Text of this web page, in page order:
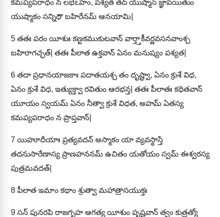
కమప్యపరాధం న లభేఽహం, పశ్యత తద్ యుష్మాన్ జ్ఞాపయితుం
యుష్మాకం సన్నిధౌ బహిరేనమ్ ఆనయామి|
5 తతః పరం యీశుః కణ్టకముకుటవాన్ వార్త్తాకీవర్ణవసనవాంశ్చ
బహిరాగచ్ఛత్| తతః పీలాత ఉక్తవాన్ ఏనం మనుష్యం పశ్యత|
6 తదా ప్రధానయాజకాః పదాతయశ్చ తం దృష్ట్వా, ఏనం క్రుశే విధ,
ఏనం క్రుశే విధ, ఇత్యుక్త్వా రవితుం ఆరభన్త| తతః పీలాతః కథితవాన్
యూయం స్వయమ్ ఏనం నీత్వా క్రుశే విధత, అహమ్ ఏతస్య
కమప్యపరాధం న ప్రాప్తవాన్|
7 యిహూదీయాః ప్రత్యవదన్ అస్మాకం యా వ్యవస్థాస్తే
తదనుసారేణాస్య ప్రాణహననమ్ ఉచితం యతోయం స్వమ్ ఈశ్వరస్య
పుత్రమవదత్|
8 పీలాత ఇమాం కథాం శ్రుత్వా మహాత్రాసయుక్తః
9 సన్ పునరపి రాజగృహ ఆగత్య యీశుం పృష్టవాన్ త్వం కుత్రత్యో